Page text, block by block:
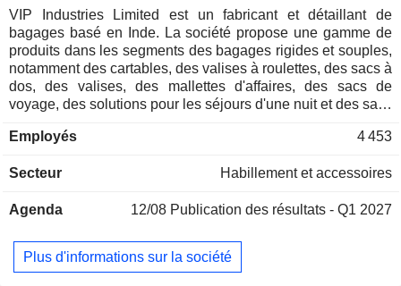
VIP Industries Limited est un fabricant et détaillant de
bagages basé en Inde. La société propose une gamme de
produits dans les segments des bagages rigides et souples,
notamment des cartables, des valises à roulettes, des sacs à
dos, des valises, des mallettes d'affaires, des sacs de
voyage, des solutions pour les séjours d'une nuit et des sacs
fabrication et la commercialisation de bagages et de sacs.
portefeuille de marques, comprenant des noms tels que VIP,
Skybags propose des valises à roulettes, des sacs à dos,
ainsi que des articles et accessoires de la vie quotidienne.
Sa marque Caprese propose une gamme de sacs à main et
Employés 4 453
Secteur Habillement et accessoires
Agenda 12/08 Publication des résultats - Q1 2027
Plus d'informations sur la société